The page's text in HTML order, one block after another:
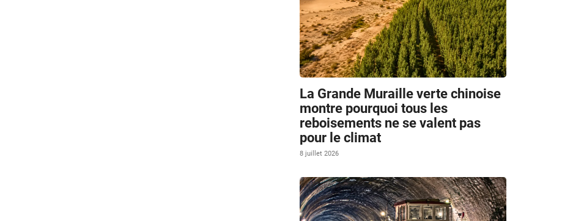
La Grande Muraille verte chinoise
montre pourquoi tous les
reboisements ne se valent pas
pour le climat
8 juillet 2026